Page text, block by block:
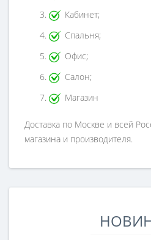
Кабинет;
Спальня;
Офис;
Салон;
Магазин
Доставка по Москве и всей
магазина и производителя.